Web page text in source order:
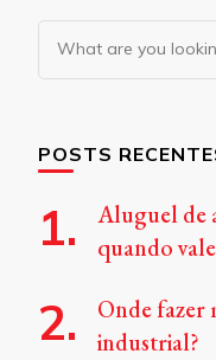
Looking
for
POSTS
Aluguel de
quando
Onde fazer
industrial?